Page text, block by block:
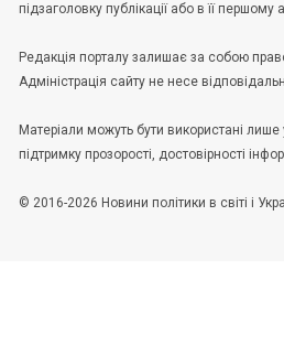
підзаголовку публікації або в її
Редакція порталу залишає за собою
Адміністрація сайту не несе
Матеріали можуть бути використані
підтримку прозорості, достовірності
© 2016-2026 Новини політики в світі і